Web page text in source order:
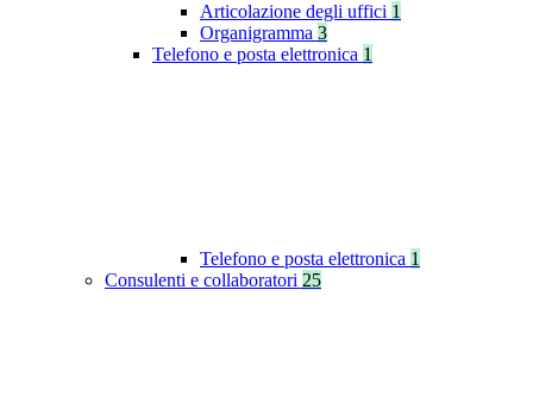
Articolazione degli uffici 1
Organigramma 3
Telefono e posta elettronica 1
Telefono e posta elettronica 1
Consulenti e collaboratori 25